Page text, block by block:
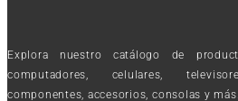
Explora nuestro catálogo de
computadores, celulares,
componentes, accesorios, consolas y más.